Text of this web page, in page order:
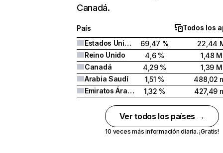
Canadá.
País
Todos los
Estados Unidos
69,47 %
22,44
Reino Unido
4,6 %
1,48 M
Canadá
4,29 %
1,39 M
Arabia Saudí
1,51 %
488,02
Emiratos Árabes Unidos
1,32 % 427,49
Ver todos los países →
10 veces más información diaria. ¡Gratis!